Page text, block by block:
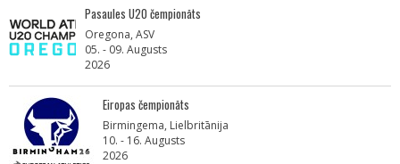
Pasaules U20 čempionāts
Oregona, ASV
05. - 09. Augusts
2026
Eiropas čempionāts
Birmingema, Lielbritānija
10. - 16. Augusts
2026